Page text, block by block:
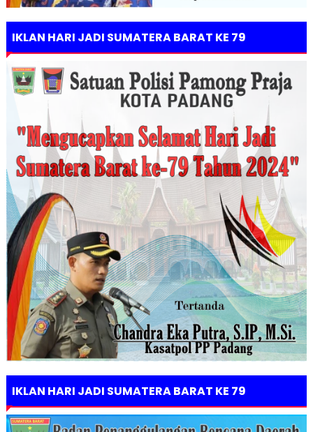
IKLAN HARI JADI SUMATERA BARAT KE 79
IKLAN HARI JADI SUMATERA BARAT KE 79